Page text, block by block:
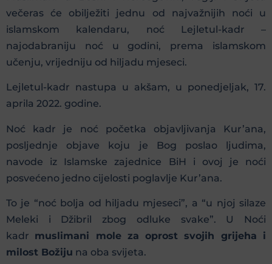
večeras će obilježiti jednu od najvažnijih noći u
islamskom kalendaru, noć Lejletul-kadr –
najodabraniju noć u godini, prema islamskom
učenju, vrijedniju od hiljadu mjeseci.
Lejletul-kadr nastupa u akšam, u ponedjeljak, 17.
aprila 2022. godine.
Noć kadr je noć početka objavljivanja Kur’ana,
posljednje objave koju je Bog poslao ljudima,
navode iz Islamske zajednice BiH i ovoj je noći
posvećeno jedno cijelosti poglavlje Kur’ana.
To je “noć bolja od hiljadu mjeseci”, a “u njoj silaze
Meleki i Džibril zbog odluke svake”. U Noći
kadr muslimani mole za oprost svojih grijeha i
milost Božiju na oba svijeta.